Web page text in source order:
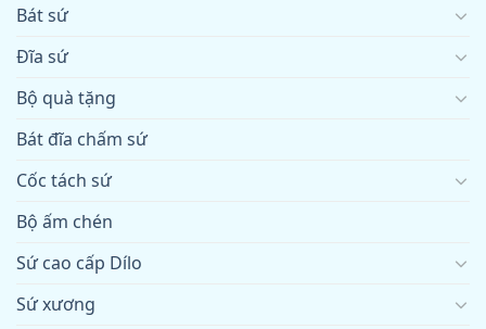
Bát sứ
Đĩa sứ
Bộ quà tặng
Bát đĩa chấm sứ
Cốc tách sứ
Bộ ấm chén
Sứ cao cấp Dílo
Sứ xương